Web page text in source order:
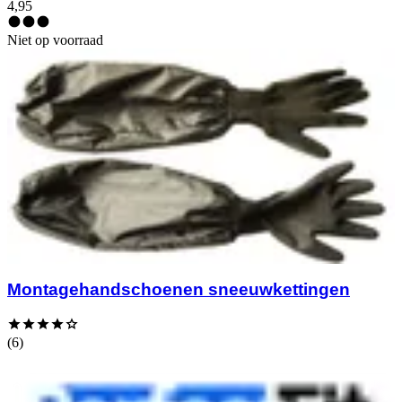
4,95
Niet op voorraad
Montagehandschoenen sneeuwkettingen
(6)